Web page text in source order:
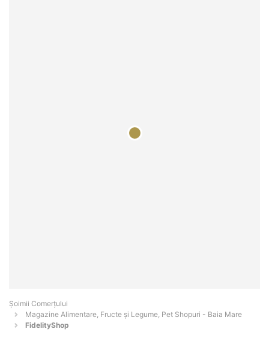
Șoimii Comerțului
Magazine Alimentare, Fructe și Legume, Pet Shopuri - Baia Mare
FidelityShop